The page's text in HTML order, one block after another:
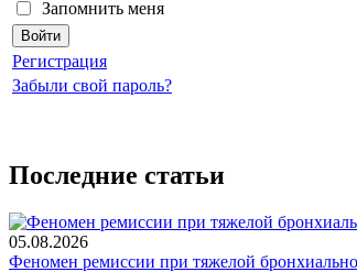
Запомнить меня
Регистрация
Забыли свой пароль?
Последние статьи
05.08.2026
Феномен ремиссии при тяжелой